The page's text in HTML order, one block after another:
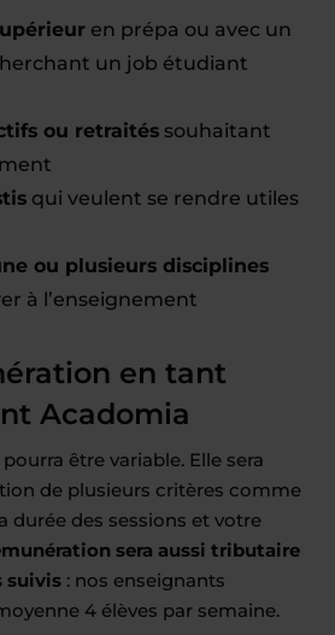
en prépa ou avec un
un job étudiant
ou retraités souhaitant
qui veulent se rendre utiles
ou plusieurs disciplines
à l’enseignement
en tant
Acadomia
être variable. Elle sera
de plusieurs critères comme
durée des sessions et votre
sera aussi tributaire
suivis : nos enseignants
4 élèves par semaine.